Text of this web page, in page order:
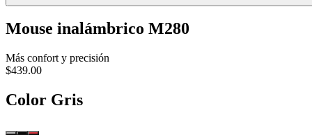
Mouse inalámbrico M280
Más confort y precisión
$439.00
Color Gris